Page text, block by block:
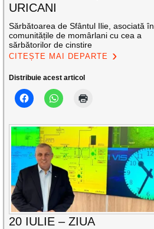
URICANI
Sărbătoarea de Sfântul Ilie, asociată în
comunitățile de momârlani cu cea a
sărbătorilor de cinstire
CITEȘTE MAI DEPARTE
Distribuie acest articol
20 IULIE – ZIUA